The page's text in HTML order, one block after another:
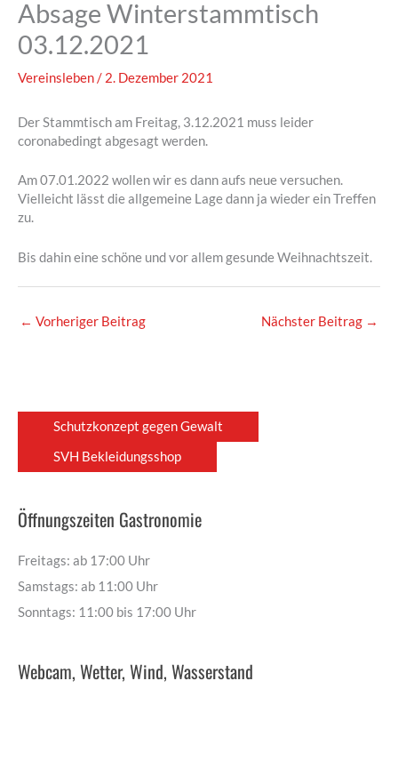
Absage Winterstammtisch
03.12.2021
Vereinsleben/ 2. Dezember 2021
Der Stammtisch am Freitag, 3.12.2021 muss leider
coronabedingt abgesagt werden.
Am 07.01.2022 wollen wir es dann aufs neue versuchen.
Vielleicht lässt die allgemeine Lage dann ja wieder ein Treffen
zu.
Bis dahin eine schöne und vor allem gesunde Weihnachtszeit.
← Vorheriger Beitrag Nächster Beitrag →
Schutzkonzept gegen Gewalt
SVH Bekleidungsshop
Öffnungszeiten Gastronomie
Freitags: ab 17:00 Uhr
Samstags: ab 11:00 Uhr
Sonntags: 11:00 bis 17:00 Uhr
Webcam, Wetter, Wind, Wasserstand